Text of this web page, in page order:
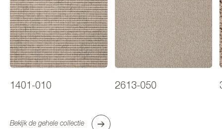
1401-010 2613-050
Bekijk de gehele collectie